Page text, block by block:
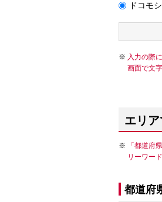
ドコモ
入力の際
画面で文
エリ
「都道府
リーワー
都道府